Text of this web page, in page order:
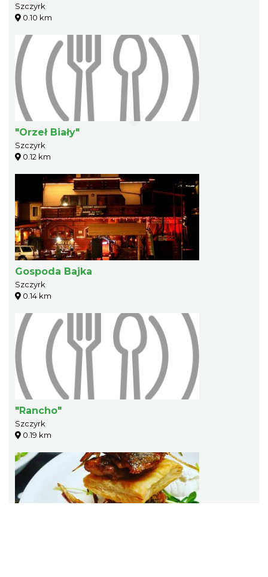
Szczyrk
0.10 km
"Orzeł Biały"
Szczyrk
0.12 km
Gospoda Bajka
Szczyrk
0.14 km
"Rancho"
Szczyrk
0.19 km